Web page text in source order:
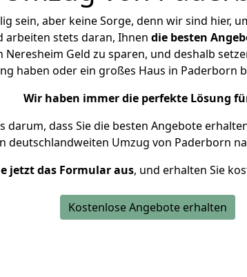
sein, aber keine Sorge, denn wir sind hier,
arbeiten stets daran, Ihnen die besten
Geld zu sparen, und deshalb
haben oder ein großes Haus in Paderborn
Wir haben immer die perfekte Lösung
darum, dass Sie die besten Angebote
deutschlandweiten Umzug von Paderborn
jetzt das Formular aus, und erhalten Sie
Kostenlose Angebote erhalten